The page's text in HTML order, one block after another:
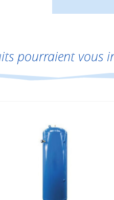
pourraient vous